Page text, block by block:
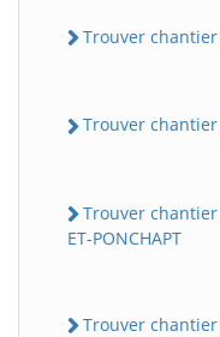
Trouver chantier
Trouver chantier
Trouver chantier
ET-PONCHAPT
Trouver chantier